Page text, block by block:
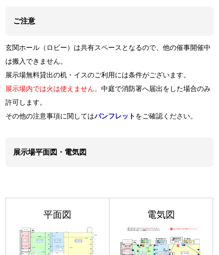
ご注意
玄関ホール（ロビー）は共有スペースとなるので、他の催事開催中
は搬入できません。
展示場無料貸出の机・イスのご利用には条件がございます。
展示場内では火は使えません。中庭で消防署へ届出をした場合のみ
許可します。
その他の注意事項に関してはパンフレットをご確認ください。
展示場平面図・電気図
平面図 電気図